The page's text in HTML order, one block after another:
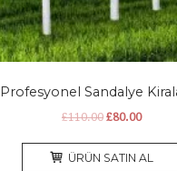
Profesyonel Sandalye
£110.00 Orijinal
£110.00.
£80.00Şu
fiyat:
ÜRÜN SATIN AL